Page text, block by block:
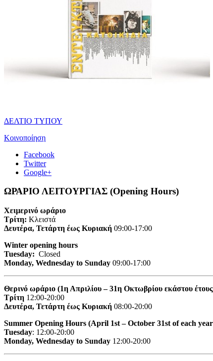
ΔΕΛΤΙΟ ΤΥΠΟΥ
Κοινοποίηση
Facebook
Twitter
Google+
ΩΡΑΡΙΟ ΛΕΙΤΟΥΡΓΙΑΣ (Opening Hours)
Χειμερινό ωράριο
Τρίτη: Κλειστά
Δευτέρα, Τετάρτη έως Κυριακή 09:00-17:00
Winter opening hours
Tuesday: Closed
Monday, Wednesday to Sunday 09:00-17:00
Θερινό ωράριο (1η Απριλίου – 31η Οκτωβρίου εκάστου
Τρίτη 12:00-20:00
Δευτέρα, Τετάρτη έως Κυριακή 08:00-20:00
Summer Opening Hours (April 1st – October 31st of each
Tuesday: 12:00-20:00
Monday, Wednesday to Sunday 12:00-20:00